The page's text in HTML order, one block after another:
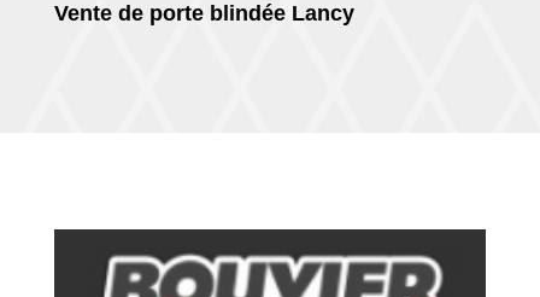
Vente de porte blindée Lancy